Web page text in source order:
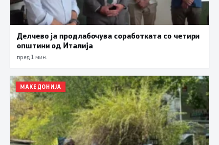
Делчево ја продлабочува соработката со четири
општини од Италија
пред 1 мин.
МАКЕДОНИЈА